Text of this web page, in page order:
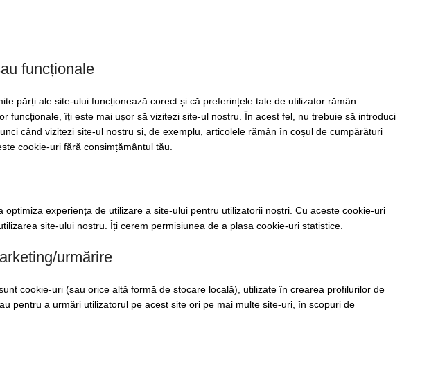
funcționale
părți ale site-ului funcționează corect și că preferințele tale de utilizator rămân
funcționale, îți este mai ușor să vizitezi site-ul nostru. În acest fel, nu trebuie să introduci
când vizitezi site-ul nostru și, de exemplu, articolele rămân în coșul de cumpărături
cookie-uri fără consimțământul tău.
optimiza experiența de utilizare a site-ului pentru utilizatorii noștri. Cu aceste cookie-uri
site-ului nostru. Îți cerem permisiunea de a plasa cookie-uri statistice.
urmărire
cookie-uri (sau orice altă formă de stocare locală), utilizate în crearea profilurilor de
pentru a urmări utilizatorul pe acest site ori pe mai multe site-uri, în scopuri de